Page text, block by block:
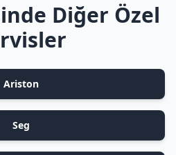
Diğer Özel
Ariston
Seg